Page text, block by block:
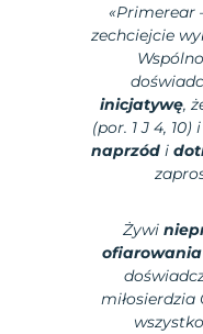
«Primerear
zechciejcie
inicjatywę,
(por. 1 J 4,
naprzód i
Żywi
ofiarowania